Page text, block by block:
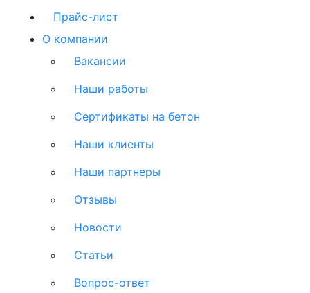
Прайс-лист
О компании
Вакансии
Наши работы
Сертификаты на бетон
Наши клиенты
Наши партнеры
Отзывы
Новости
Статьи
Вопрос-ответ